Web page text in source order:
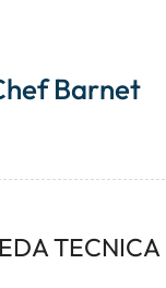
Barnet
TECNICA